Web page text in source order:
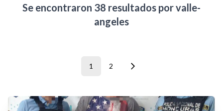
Se encontraron 38 resultados porvalle-
angeles
1 2